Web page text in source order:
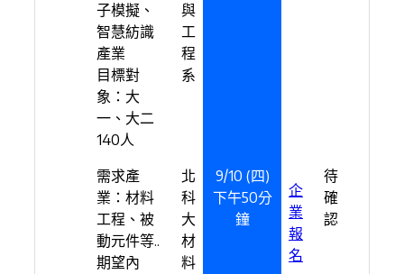
子模擬、
智慧紡識
產業
目標對
象：大
一、大二
140人
與
工
程
系
需求產
業：材料
工程、被
動元件等..
期望內
北
科
大
材
料
9/10 (四)
下午50分
鐘
企
業
報
名
待
確
認